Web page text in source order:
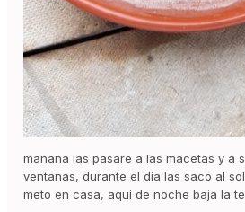
mañana las pasare a las macetas y a
ventanas, durante el dia las saco al
meto en casa, aqui de noche baja la